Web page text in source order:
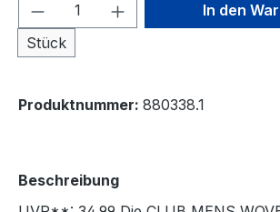
Produkt Anzahl: Gib den
Stück
In den
Produktnummer: 880338.1
Beschreibung